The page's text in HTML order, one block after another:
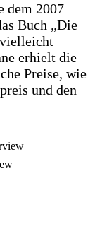
dem 2007
Buch „Die
vielleicht
erhielt die
Preise, wie
und den